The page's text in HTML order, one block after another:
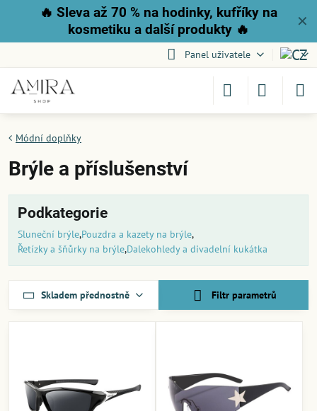
✕
🔥 Sleva až 70 % na hodinky, kufříky na
kosmetiku a další produkty 🔥
Panel uživatele
Módní doplňky
Brýle a příslušenství
Podkategorie
Sluneční brýle Pouzdra a kazety na brýle
Řetízky a šňůrky na brýle Dalekohledy a divadelní kukátka
Skladem přednostně Filtr parametrů